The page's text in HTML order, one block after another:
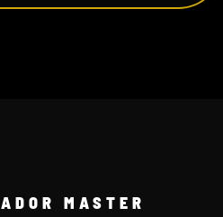
MASTER